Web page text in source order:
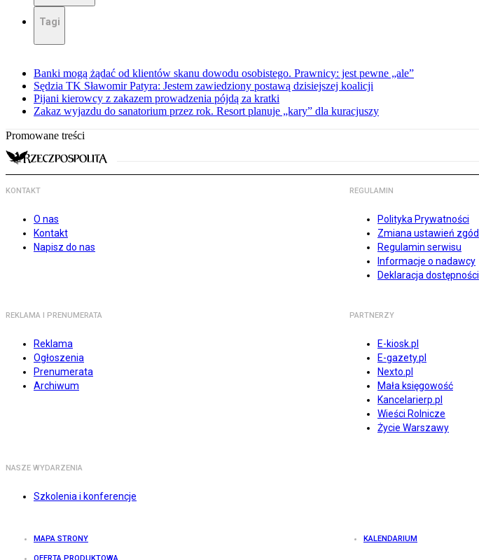
Tagi
Banki mogą żądać od klientów skanu dowodu osobistego. Prawnicy: jest pewne „ale”
Sędzia TK Sławomir Patyra: Jestem zawiedziony postawą dzisiejszej koalicji
Pijani kierowcy z zakazem prowadzenia pójdą za kratki
Zakaz wyjazdu do sanatorium przez rok. Resort planuje „kary” dla kuracjuszy
Promowane treści
KONTAKT
O nas
Kontakt
Napisz do nas
REGULAMIN
Polityka Prywatności
Zmiana ustawień zgód
Regulamin serwisu
Informacje o nadawcy
Deklaracja dostępności
REKLAMA I PRENUMERATA
Reklama
Ogłoszenia
Prenumerata
Archiwum
PARTNERZY
E-kiosk.pl
E-gazety.pl
Nexto.pl
Mała księgowość
Kancelarierp.pl
Wieści Rolnicze
Życie Warszawy
NASZE WYDARZENIA
Szkolenia i konferencje
MAPA STRONY KALENDARIUM